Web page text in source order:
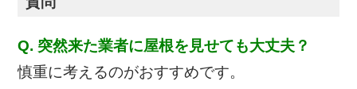
Q. 突然来た業者に屋根を見せても大丈夫？
慎重に考えるのがおすすめです。